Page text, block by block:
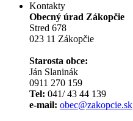
Kontakty
Obecný úrad Zákopčie
Stred 678
023 11 Zákopčie
Starosta obce:
Ján Slaninák
0911 270 159
Tel: 041/ 43 44 139
e-mail: obec@zakopcie.sk